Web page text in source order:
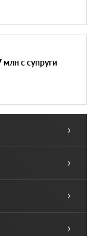
млн с супруги